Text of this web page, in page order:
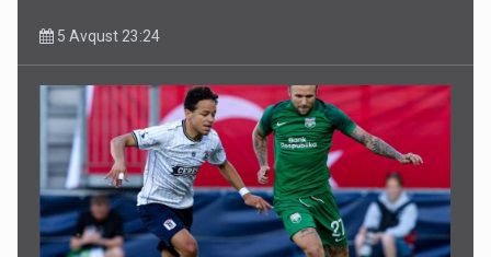
5 Avqust 23:24